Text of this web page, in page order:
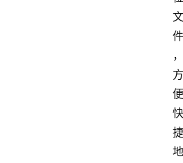
文
件
，
方
便
快
捷
地